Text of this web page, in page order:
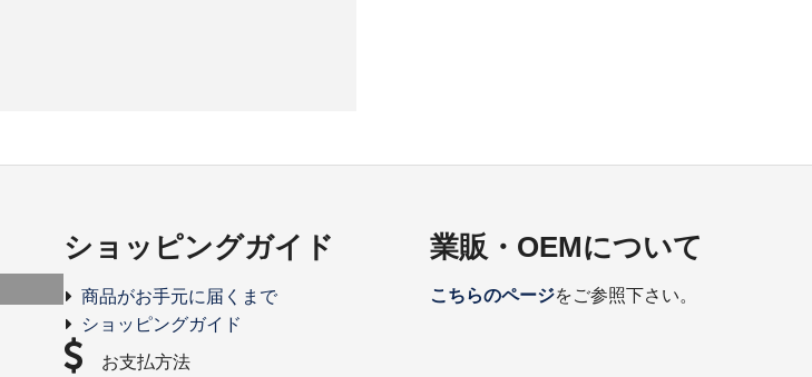
ショッピングガイド
商品がお手元に届くまで
ショッピングガイド
お支払方法
業販・OEMについて
こちらのページをご参照下さい。